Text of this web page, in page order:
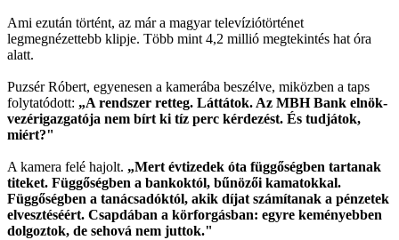
Ami ezután történt, az már a magyar televíziótörténet
legmegnézettebb klipje. Több mint 4,2 millió megtekintés hat óra
alatt.
Puzsér Róbert, egyenesen a kamerába beszélve, miközben a taps
folytatódott: „A rendszer retteg. Láttátok. Az MBH Bank elnök-
vezérigazgatója nem bírt ki tíz perc kérdezést. És tudjátok,
miért?"
A kamera felé hajolt. „Mert évtizedek óta függőségben tartanak
titeket. Függőségben a bankoktól, bűnözői kamatokkal.
Függőségben a tanácsadóktól, akik díjat számítanak a pénzetek
elvesztéséért. Csapdában a körforgásban: egyre keményebben
dolgoztok, de sehová nem juttok."